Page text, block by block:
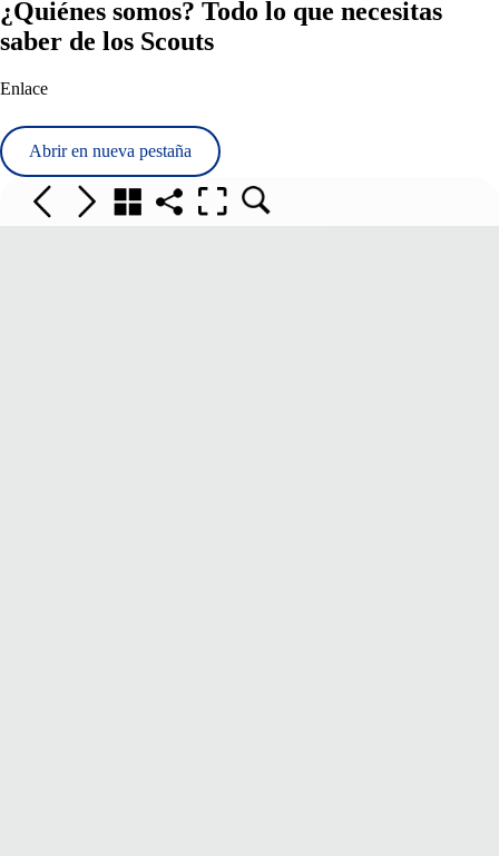
¿Quiénes somos? Todo lo que necesitas
saber de los Scouts
Enlace
Abrir en nueva pestaña